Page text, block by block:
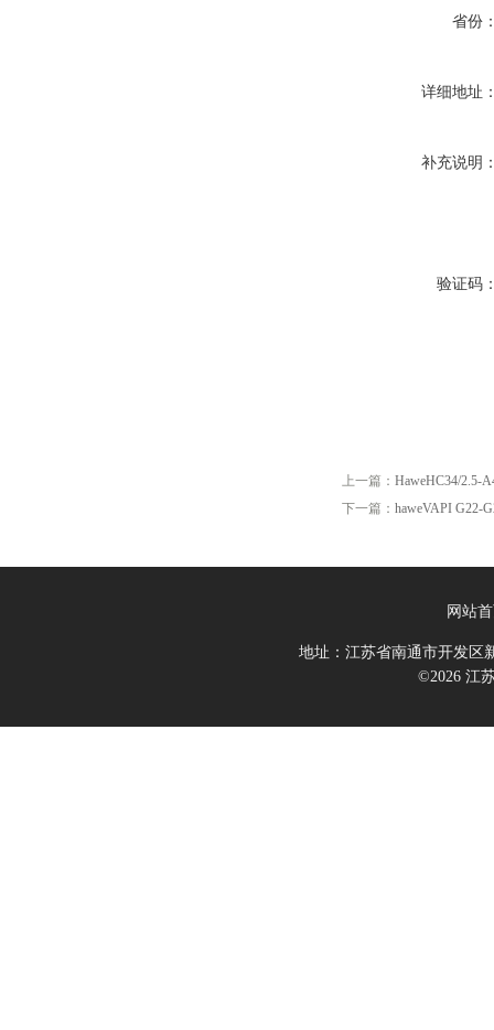
省份
详细地址
补充说明
验证码
上一篇： HaweHC34/2.5-
下一篇： haweVAPI G22-
网站
地址：江苏省南通市开发区
©2026 江